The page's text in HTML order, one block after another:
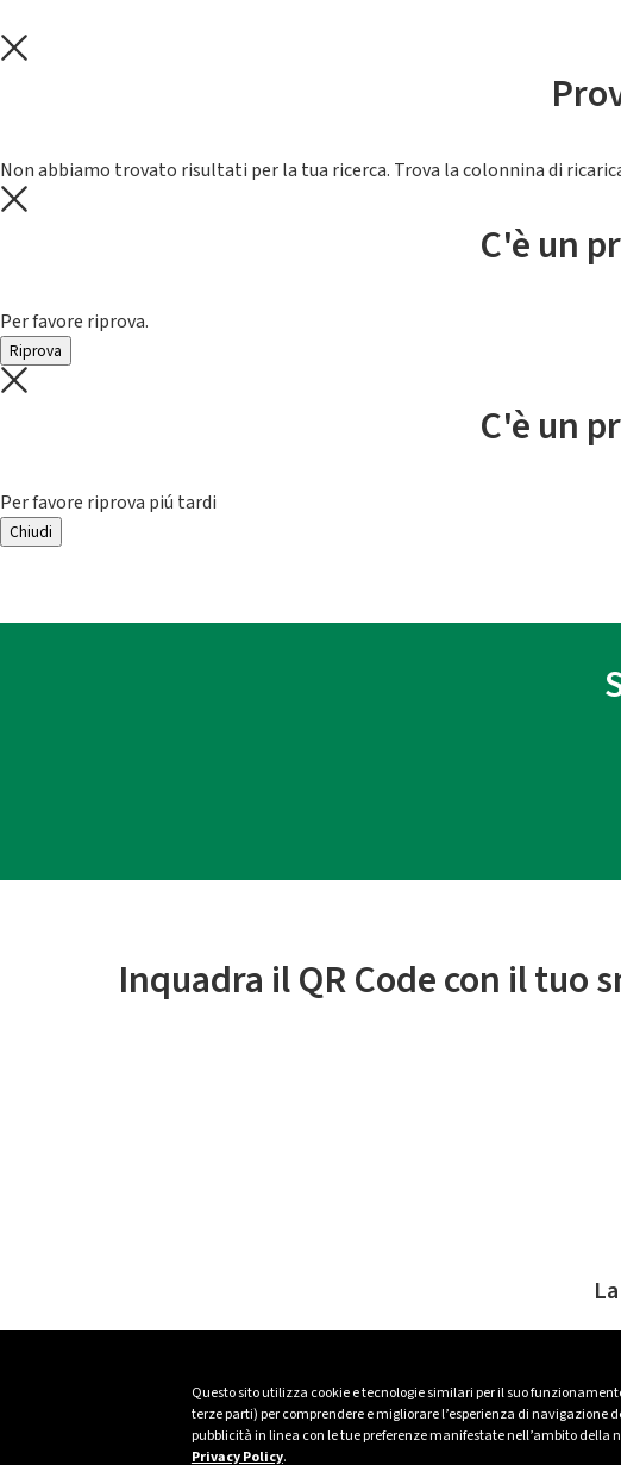
Questo sito utilizza cookie e tecnologie similari per il suo
terze parti) per comprendere e migliorare l’esperienza di
pubblicità in linea con le tue preferenze manifestate nell’ambito della
Privacy Policy.
Non abbiamo trovato risultati per la tua ricerca. Trova la colonnina di
C'è un
Per favore riprova.
Riprova
C'è un
Per favore riprova piú tardi
Chiudi
Inquadra il QR Code con il tuo